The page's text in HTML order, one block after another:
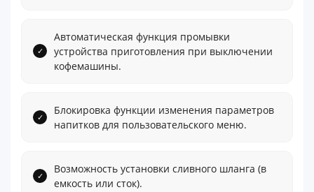
Автоматическая функция промывки
устройства приготовления при выключении
кофемашины.
Блокировка функции изменения параметров
напитков для пользовательского меню.
Возможность установки сливного шланга (в
емкость или сток).